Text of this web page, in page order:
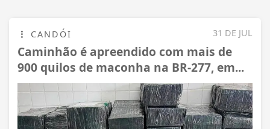
31 DE JUL
CANDÓI
Caminhão é apreendido com mais de
900 quilos de maconha na BR-277, em...